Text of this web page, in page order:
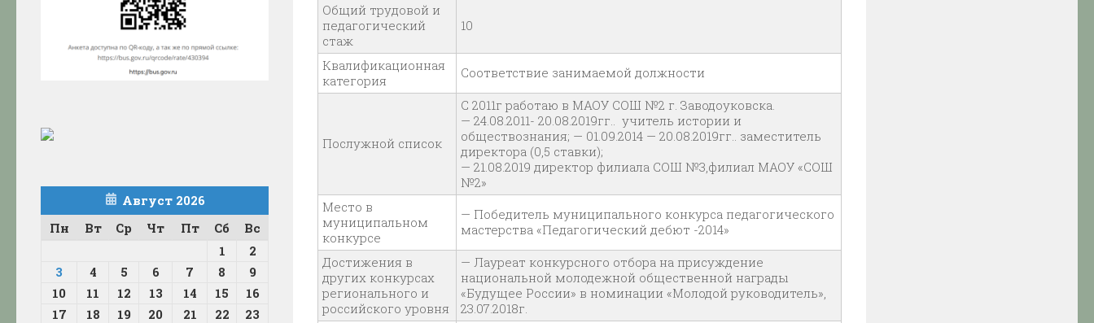
Общий трудовой и
педагогический
стаж
10
Квалификационная
категория
Соответствие занимаемой должности
Послужной список
С 2011г работаю в МАОУ СОШ №2 г. Заводоуковска.
— 24.08.2011- 20.08.2019гг.. учитель истории и
обществознания; — 01.09.2014 — 20.08.2019гг.. заместитель
директора (0,5 ставки);
— 21.08.2019 директор филиала СОШ №3,филиал МАОУ «СОШ
№2»
Место в
муниципальном
конкурсе
— Победитель муниципального конкурса педагогического
мастерства «Педагогический дебют -2014»
Достижения в
других конкурсах
регионального и
российского уровня
— Лауреат конкурсного отбора на присуждение
национальной молодежной общественной награды
«Будущее России» в номинации «Молодой руководитель»,
23.07.2018г.
Август 2026
Пн
Вт Ср Чт Пт Сб
Вс
1
2
3
4 5 6 7 8
9
10
11 12 13 14 15
16
17
18 19 20 21 22
23